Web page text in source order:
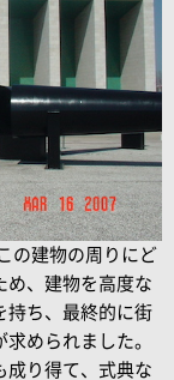
の建物の周りにど
め、建物を高度な
持ち、最終的に街
められました。
成り得て、式典な